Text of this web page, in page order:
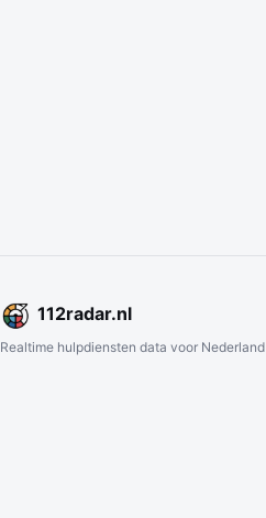
112radar.nl
Realtime hulpdiensten data voor Nederland